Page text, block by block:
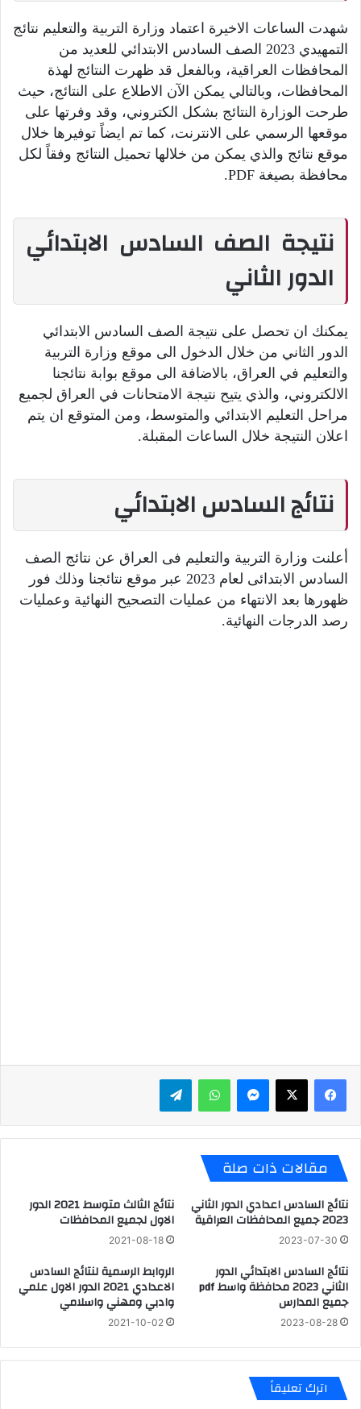
شهدت الساعات الاخيرة اعتماد وزارة التربية والتعليم نتائج
التمهيدي 2023 الصف السادس الابتدائي للعديد من
المحافظات العراقية، وبالفعل قد ظهرت النتائج لهذة
المحافظات، وبالتالي يمكن الآن الاطلاع على النتائج، حيث
طرحت الوزارة النتائج بشكل الكتروني، وقد وفرتها على
موقعها الرسمي على الانترنت، كما تم ايضاً توفيرها خلال
موقع نتائج والذي يمكن من خلالها تحميل النتائج وفقاً لكل
محافظة بصيغة PDF.
نتيجة الصف السادس الابتدائي
الدور الثاني
يمكنك ان تحصل على نتيجة الصف السادس الابتدائي
الدور الثاني من خلال الدخول الى موقع وزارة التربية
والتعليم في العراق، بالاضافة الى موقع بوابة نتائجنا
الالكتروني، والذي يتيح نتيجة الامتحانات في العراق لجميع
مراحل التعليم الابتدائي والمتوسط، ومن المتوقع ان يتم
اعلان النتيجة خلال الساعات المقبلة.
نتائج السادس الابتدائي
أعلنت وزارة التربية والتعليم فى العراق عن نتائج الصف
السادس الابتدائى لعام 2023 عبر موقع نتائجنا وذلك فور
ظهورها بعد الانتهاء من عمليات التصحيح النهائية وعمليات
رصد الدرجات النهائية.
ماسنجر واتساب تيلقرام
مقالات ذات صلة
نتائج السادس اعدادي الدور الثاني
2023 جميع المحافظات العراقية
2023-07-30
نتائج الثالث متوسط 2021 الدور
الاول لجميع المحافظات
2021-08-18
نتائج السادس الابتدائي الدور
الثاني 2023 محافظة واسط pdf
جميع المدارس
2023-08-28
الروابط الرسمية لنتائج السادس
الاعدادي 2021 الدور الاول علمي
وادبي ومهني واسلامي
2021-10-02
اترك تعليقاً